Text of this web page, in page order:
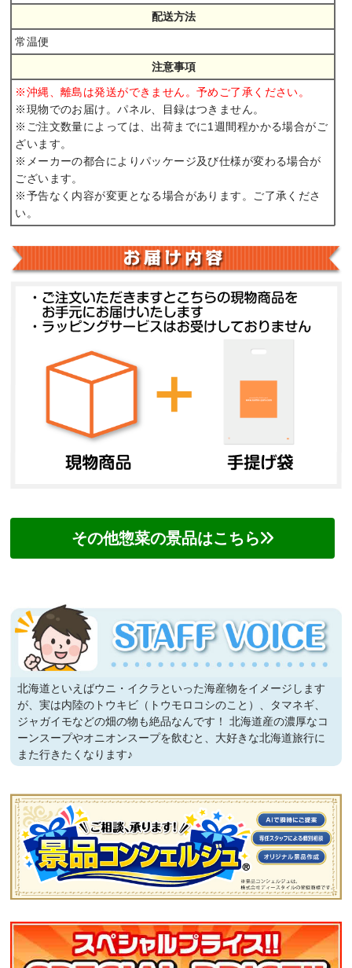
配送方法
常温便
注意事項
※沖縄、離島は発送ができません。予めご了承ください。
※現物でのお届け。パネル、目録はつきません。
※ご注文数量によっては、出荷までに1週間程かかる場合がご
ざいます。
※メーカーの都合によりパッケージ及び仕様が変わる場合が
ございます。
※予告なく内容が変更となる場合があります。ご了承くださ
い。
その他惣菜の景品はこちら
北海道といえばウニ・イクラといった海産物をイメージします
が、実は内陸のトウキビ（トウモロコシのこと）、タマネギ、
ジャガイモなどの畑の物も絶品なんです！ 北海道産の濃厚なコ
ーンスープやオニオンスープを飲むと、大好きな北海道旅行に
また行きたくなります♪